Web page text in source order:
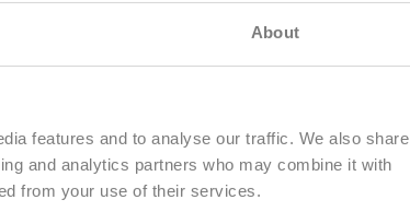
About
features and to analyse our traffic. We also share
and analytics partners who may combine it with
from your use of their services.